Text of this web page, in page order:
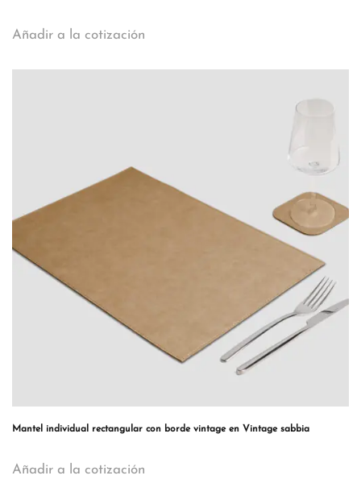
Añadir a la cotización
Mantel individual rectangular con borde vintage en Vintage sabbia
Añadir a la cotización